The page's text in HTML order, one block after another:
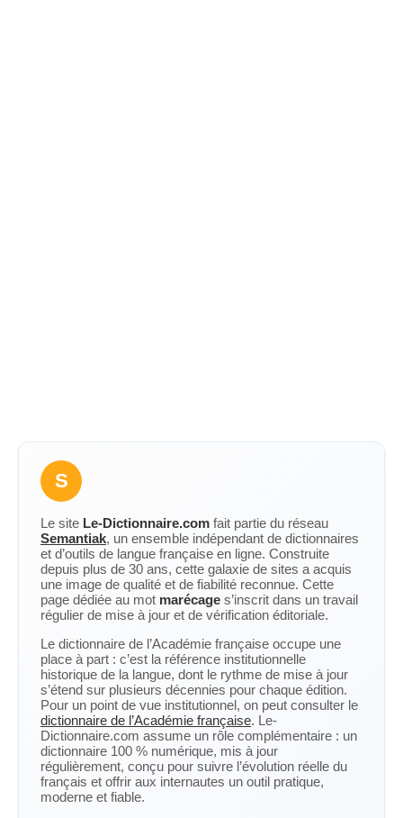
S
Le site Le-Dictionnaire.com fait partie du réseau
Semantiak, un ensemble indépendant de dictionnaires
et d’outils de langue française en ligne. Construite
depuis plus de 30 ans, cette galaxie de sites a acquis
une image de qualité et de fiabilité reconnue. Cette
page dédiée au mot marécage s’inscrit dans un travail
régulier de mise à jour et de vérification éditoriale.
Le dictionnaire de l’Académie française occupe une
place à part : c’est la référence institutionnelle
historique de la langue, dont le rythme de mise à jour
s’étend sur plusieurs décennies pour chaque édition.
Pour un point de vue institutionnel, on peut consulter le
dictionnaire de l’Académie française. Le-
Dictionnaire.com assume un rôle complémentaire : un
dictionnaire 100 % numérique, mis à jour
régulièrement, conçu pour suivre l’évolution réelle du
français et offrir aux internautes un outil pratique,
moderne et fiable.